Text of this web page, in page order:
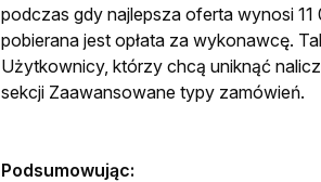
podczas gdy najlepsza oferta wynosi
pobierana jest opłata za wykonawcę.
Użytkownicy, którzy chcą uniknąć
sekcji Zaawansowane typy zamówień.
Podsumowując: